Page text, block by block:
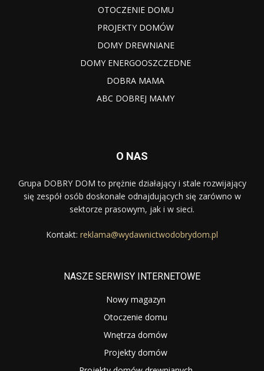
OTOCZENIE DOMU
PROJEKTY DOMÓW
DOMY DREWNIANE
DOMY ENERGOOSZCZEDNE
DOBRA MAMA
ABC DOBREJ MAMY
O NAS
Grupa DOBRY DOM to prężnie działający i stale rozwijający
się zespół osób doskonale odnajdujących się zarówno w
sektorze prasowym, jak i w sieci.
Kontakt: reklama@wydawnictwodobrydom.pl
NASZE SERWISY INTERNETOWE
Nowy magazyn
Otoczenie domu
Wnętrza domów
Projekty domów